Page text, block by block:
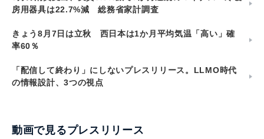
房用器具は22.7%減 総務省家計調査
きょう8月7日は立秋 西日本は1か月平均気温「高い」確
率60％
「配信して終わり」にしないプレスリリース。LLMO時代
の情報設計、3つの視点
動画で見るプレスリリース